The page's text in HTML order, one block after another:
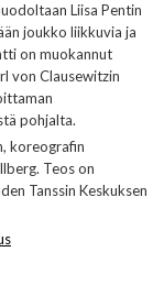
Liisa Pentin
joukko liikkuvia ja
on muokannut
von Clausewitzin
pohjalta.
koreografin
Teos on
Tanssin Keskuksen